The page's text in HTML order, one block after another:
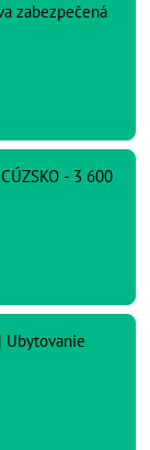
zabezpečená
- 3 600
Ubytovanie